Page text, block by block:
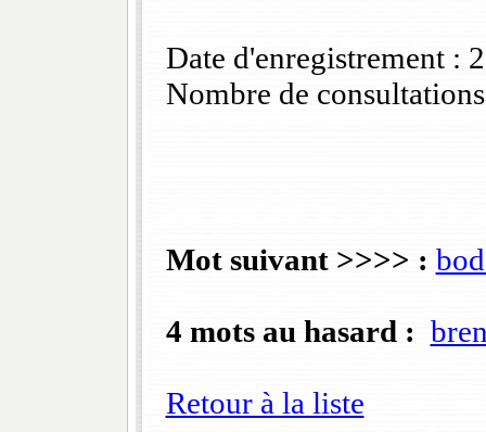
Date d'enregistrement :
Nombre de
Mot suivant >>>> :
4 mots au hasard :
Retour à la liste